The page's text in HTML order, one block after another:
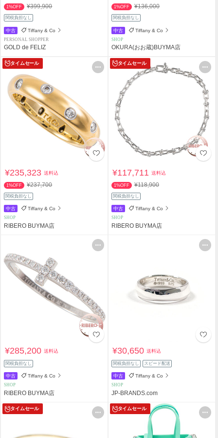
1%OFF ¥399,900
関税負担なし
中古 Tiffany & Co
PERSONAL SHOPPER
GOLD de FELIZ
1%OFF ¥136,000
関税負担なし
中古 Tiffany & Co
SHOP
OKURA(おお蔵)BUYMA店
タイムセール
¥235,323送料込
1%OFF ¥237,700
関税負担なし
中古 Tiffany & Co
SHOP
RIBERO BUYMA店
タイムセール
¥117,711送料込
1%OFF ¥118,900
関税負担なし
中古 Tiffany & Co
SHOP
RIBERO BUYMA店
¥285,200送料込
関税負担なし
中古 Tiffany & Co
SHOP
RIBERO BUYMA店
¥30,650送料込
関税負担なし スピード配送
中古 Tiffany & Co
SHOP
JP-BRANDS.com
タイムセール タイムセール